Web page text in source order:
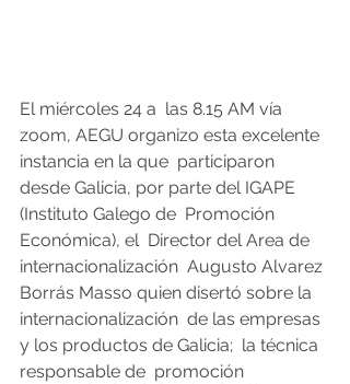
El miércoles 24 a  las 8.15 AM vía
zoom, AEGU organizo esta excelente
instancia en la que  participaron
desde Galicia, por parte del IGAPE
(Instituto Galego de  Promoción
Económica), el  Director del Area de
internacionalización  Augusto Alvarez
Borrás Masso quien disertó sobre la
internacionalización  de las empresas
y los productos de Galicia;  la técnica
responsable de  promoción